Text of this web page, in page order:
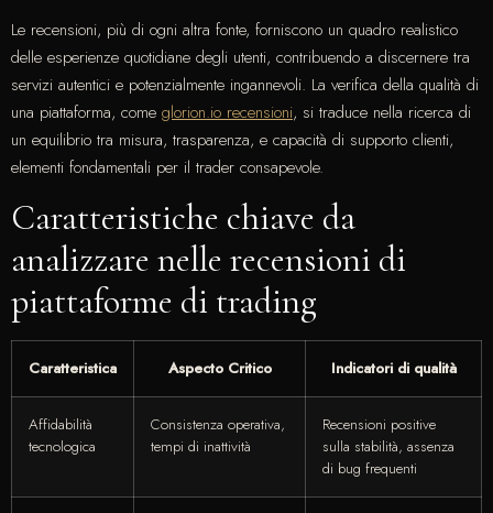
Le recensioni, più di ogni altra fonte, forniscono un quadro realistico
delle esperienze quotidiane degli utenti, contribuendo a discernere tra
servizi autentici e potenzialmente ingannevoli. La verifica della qualità di
una piattaforma, come glorion.io recensioni, si traduce nella ricerca di
un equilibrio tra misura, trasparenza, e capacità di supporto clienti,
elementi fondamentali per il trader consapevole.
Caratteristiche chiave da
analizzare nelle recensioni di
piattaforme di trading
Caratteristica Aspecto Critico Indicatori di qualità
Affidabilità
tecnologica
Consistenza operativa,
tempi di inattività
Recensioni positive
sulla stabilità, assenza
di bug frequenti